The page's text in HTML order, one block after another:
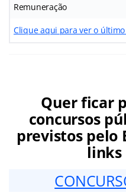
Remuneração
Clique aqui para ver o
Quer ficar
concursos
previstos pelo
links